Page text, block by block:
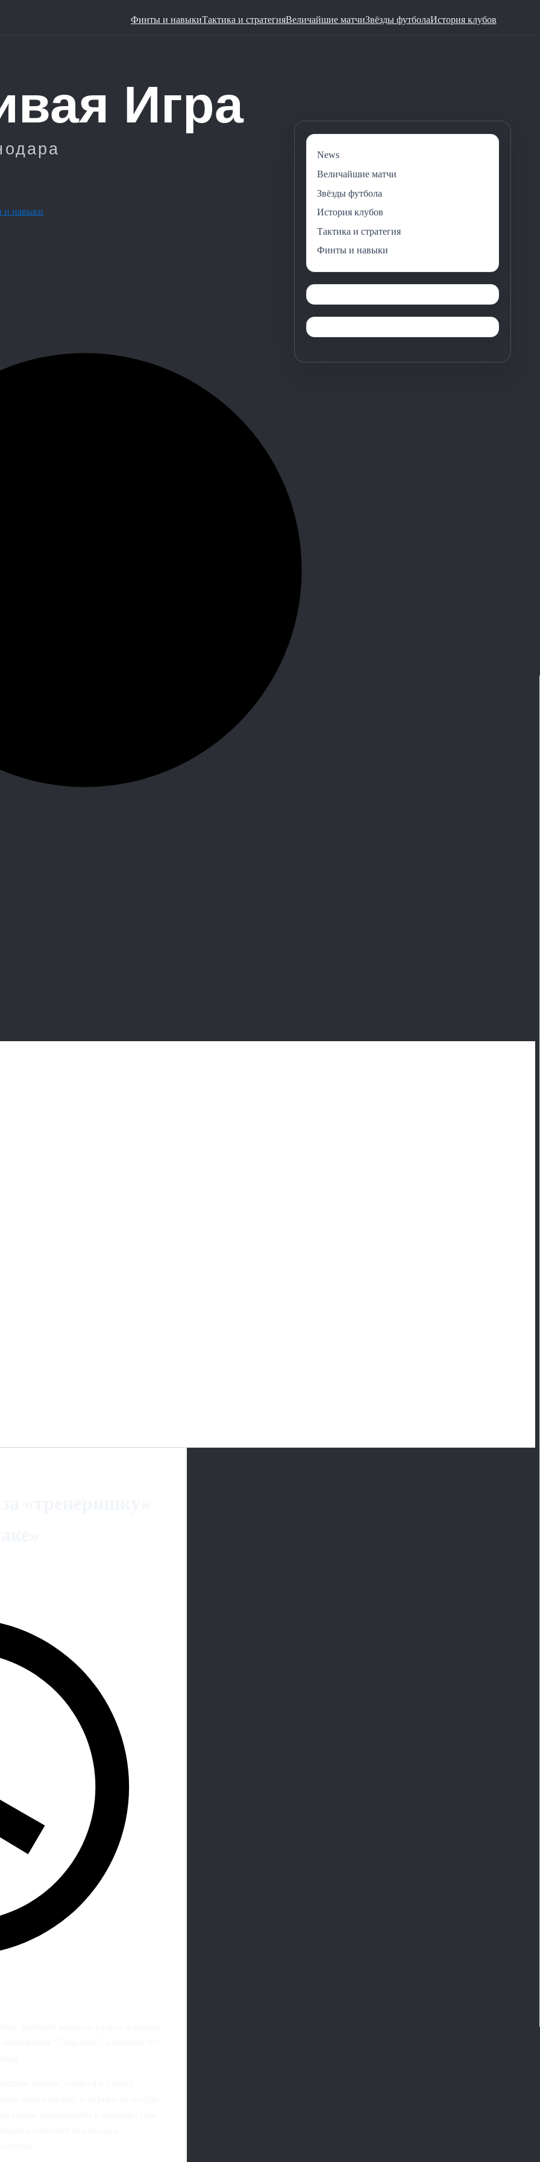
Финты и навыкиТактика и стратегияВеличайшие матчиЗвёзды футболаИстория клубов
навыки
News
Величайшие матчи
Звёзды футбола
История клубов
Тактика и стратегия
Финты и навыки